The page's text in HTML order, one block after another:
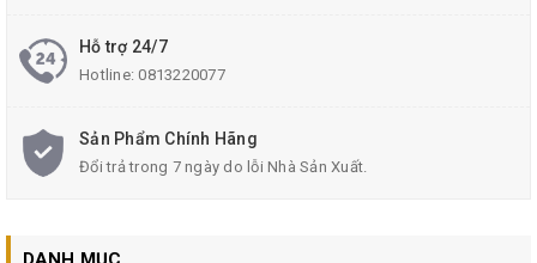
Hỗ trợ 24/7
Hotline:0813220077
Sản Phẩm Chính Hãng
Đổi trả trong 7 ngày do lỗi Nhà Sản Xuất.